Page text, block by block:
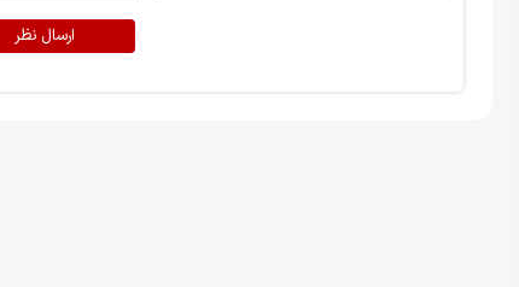
ارسال نظر